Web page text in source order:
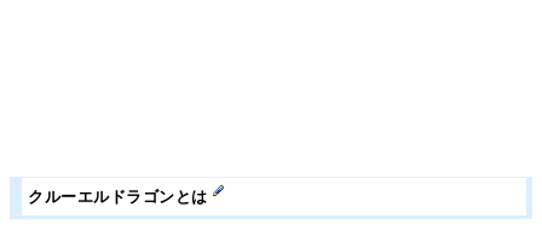
クルーエルドラゴンとは